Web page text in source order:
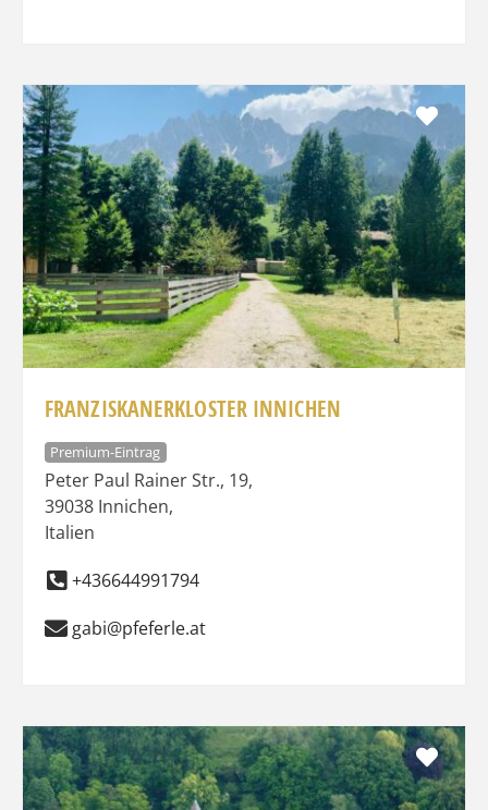
FRANZISKANERKLOSTER INNICHEN
Premium-Eintrag
Peter Paul Rainer Str., 19,
39038 Innichen,
Italien
+436644991794
gabi@pfeferle.at